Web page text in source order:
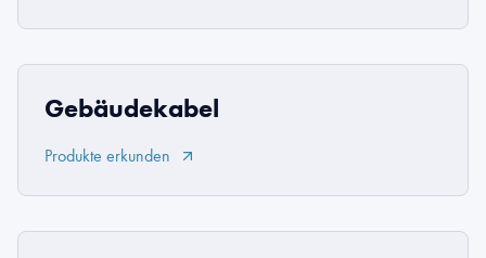
Gebäudekabel
Produkte erkunden